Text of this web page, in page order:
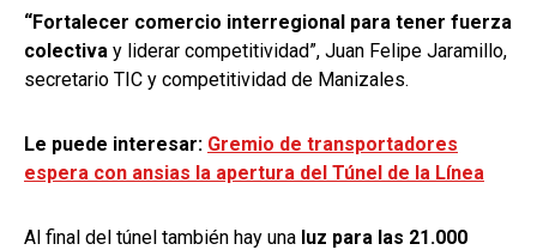
“Fortalecer comercio interregional para tener fuerza
colectiva y liderar competitividad”, Juan Felipe Jaramillo,
secretario TIC y competitividad de Manizales.
Le puede interesar: Gremio de transportadores
espera con ansias la apertura del Túnel de la Línea
Al final del túnel también hay una luz para las 21.000